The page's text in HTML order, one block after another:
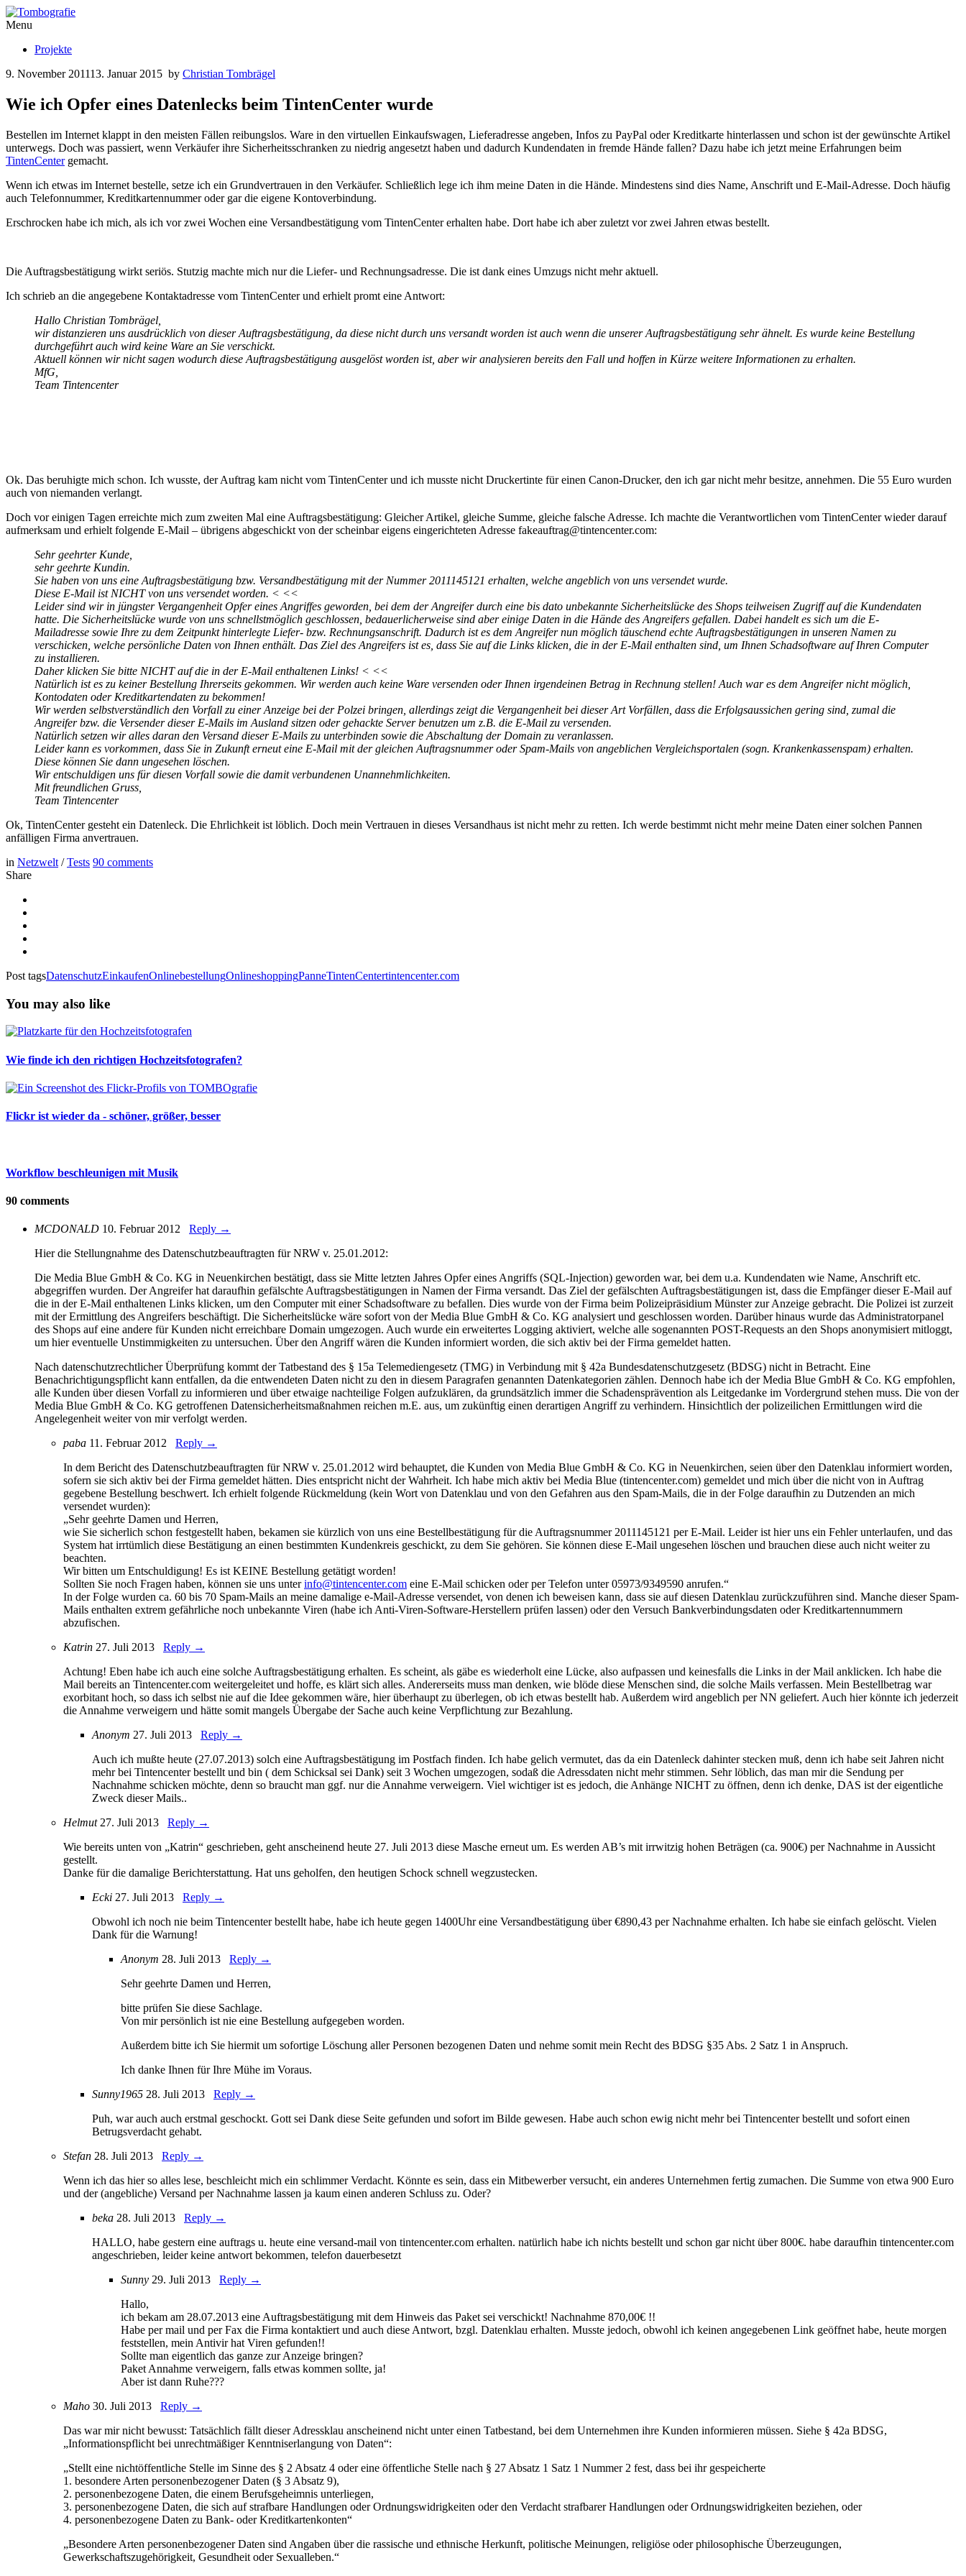
Menu
Projekte
9. November 201113. Januar 2015 by Christian Tombrägel
Wie ich Opfer eines Datenlecks beim TintenCenter wurde
Bestellen im Internet klappt in den meisten Fällen reibungslos. Ware in den virtuellen Einkaufswagen, Lieferadresse angeben, Infos zu PayPal oder Kreditkarte hinterlassen und schon ist der gewünschte Artikel
unterwegs. Doch was passiert, wenn Verkäufer ihre Sicherheitsschranken zu niedrig angesetzt haben und dadurch Kundendaten in fremde Hände fallen? Dazu habe ich jetzt meine Erfahrungen beim
TintenCentergemacht.
Wenn ich etwas im Internet bestelle, setze ich ein Grundvertrauen in den Verkäufer. Schließlich lege ich ihm meine Daten in die Hände. Mindestens sind dies Name, Anschrift und E-Mail-Adresse. Doch häufig
auch Telefonnummer, Kreditkartennummer oder gar die eigene Kontoverbindung.
Erschrocken habe ich mich, als ich vor zwei Wochen eine Versandbestätigung vom TintenCenter erhalten habe. Dort habe ich aber zuletzt vor zwei Jahren etwas bestellt.
Die Auftragsbestätigung wirkt seriös. Stutzig machte mich nur die Liefer- und Rechnungsadresse. Die ist dank eines Umzugs nicht mehr aktuell.
Ich schrieb an die angegebene Kontaktadresse vom TintenCenter und erhielt promt eine Antwort:
Hallo Christian Tombrägel,
wir distanzieren uns ausdrücklich von dieser Auftragsbestätigung, da diese nicht durch uns versandt worden ist auch wenn die unserer Auftragsbestätigung sehr ähnelt. Es wurde keine Bestellung
durchgeführt auch wird keine Ware an Sie verschickt.
Aktuell können wir nicht sagen wodurch diese Auftragsbestätigung ausgelöst worden ist, aber wir analysieren bereits den Fall und hoffen in Kürze weitere Informationen zu erhalten.
MfG,
Team Tintencenter
Ok. Das beruhigte mich schon. Ich wusste, der Auftrag kam nicht vom TintenCenter und ich musste nicht Druckertinte für einen Canon-Drucker, den ich gar nicht mehr besitze, annehmen. Die 55 Euro wurden
auch von niemanden verlangt.
Doch vor einigen Tagen erreichte mich zum zweiten Mal eine Auftragsbestätigung: Gleicher Artikel, gleiche Summe, gleiche falsche Adresse. Ich machte die Verantwortlichen vom TintenCenter wieder darauf
aufmerksam und erhielt folgende E-Mail – übrigens abgeschickt von der scheinbar eigens eingerichteten Adresse fakeauftrag@tintencenter.com:
Sehr geehrter Kunde,
sehr geehrte Kundin.
Sie haben von uns eine Auftragsbestätigung bzw. Versandbestätigung mit der Nummer 2011145121 erhalten, welche angeblich von uns versendet wurde.
Diese E-Mail ist NICHT von uns versendet worden. < <<
Leider sind wir in jüngster Vergangenheit Opfer eines Angriffes geworden, bei dem der Angreifer durch eine bis dato unbekannte Sicherheitslücke des Shops teilweisen Zugriff auf die Kundendaten
hatte. Die Sicherheitslücke wurde von uns schnellstmöglich geschlossen, bedauerlicherweise sind aber einige Daten in die Hände des Angreifers gefallen. Dabei handelt es sich um die E-
Mailadresse sowie Ihre zu dem Zeitpunkt hinterlegte Liefer- bzw. Rechnungsanschrift. Dadurch ist es dem Angreifer nun möglich täuschend echte Auftragsbestätigungen in unseren Namen zu
verschicken, welche persönliche Daten von Ihnen enthält. Das Ziel des Angreifers ist es, dass Sie auf die Links klicken, die in der E-Mail enthalten sind, um Ihnen Schadsoftware auf Ihren Computer
zu installieren.
Daher klicken Sie bitte NICHT auf die in der E-Mail enthaltenen Links! < <<
Natürlich ist es zu keiner Bestellung Ihrerseits gekommen. Wir werden auch keine Ware versenden oder Ihnen irgendeinen Betrag in Rechnung stellen! Auch war es dem Angreifer nicht möglich,
Kontodaten oder Kreditkartendaten zu bekommen!
Wir werden selbstverständlich den Vorfall zu einer Anzeige bei der Polzei bringen, allerdings zeigt die Vergangenheit bei dieser Art Vorfällen, dass die Erfolgsaussichen gering sind, zumal die
Angreifer bzw. die Versender dieser E-Mails im Ausland sitzen oder gehackte Server benutzen um z.B. die E-Mail zu versenden.
Natürlich setzen wir alles daran den Versand dieser E-Mails zu unterbinden sowie die Abschaltung der Domain zu veranlassen.
Leider kann es vorkommen, dass Sie in Zukunft erneut eine E-Mail mit der gleichen Auftragsnummer oder Spam-Mails von angeblichen Vergleichsportalen (sogn. Krankenkassenspam) erhalten.
Diese können Sie dann ungesehen löschen.
Wir entschuldigen uns für diesen Vorfall sowie die damit verbundenen Unannehmlichkeiten.
Mit freundlichen Gruss,
Team Tintencenter
Ok, TintenCenter gesteht ein Datenleck. Die Ehrlichkeit ist löblich. Doch mein Vertrauen in dieses Versandhaus ist nicht mehr zu retten. Ich werde bestimmt nicht mehr meine Daten einer solchen Pannen
anfälligen Firma anvertrauen.
in Netzwelt /Tests 90 comments
Share
Post tagsDatenschutzEinkaufenOnlinebestellungOnlineshoppingPanneTintenCentertintencenter.com
You may also like
Wie finde ich den richtigen Hochzeitsfotografen?
Flickr ist wieder da - schöner, größer, besser
Workflow beschleunigen mit Musik
90 comments
MCDONALD 10. Februar 2012 Reply →
Hier die Stellungnahme des Datenschutzbeauftragten für NRW v. 25.01.2012:
Die Media Blue GmbH & Co. KG in Neuenkirchen bestätigt, dass sie Mitte letzten Jahres Opfer eines Angriffs (SQL-Injection) geworden war, bei dem u.a. Kundendaten wie Name, Anschrift etc.
abgegriffen wurden. Der Angreifer hat daraufhin gefälschte Auftragsbestätigungen in Namen der Firma versandt. Das Ziel der gefälschten Auftragsbestätigungen ist, dass die Empfänger dieser E-Mail auf
die in der E-Mail enthaltenen Links klicken, um den Computer mit einer Schadsoftware zu befallen. Dies wurde von der Firma beim Polizeipräsidium Münster zur Anzeige gebracht. Die Polizei ist zurzeit
mit der Ermittlung des Angreifers beschäftigt. Die Sicherheitslücke wäre sofort von der Media Blue GmbH & Co. KG analysiert und geschlossen worden. Darüber hinaus wurde das Administratorpanel
des Shops auf eine andere für Kunden nicht erreichbare Domain umgezogen. Auch wurde ein erweitertes Logging aktiviert, welche alle sogenannten POST-Requests an den Shops anonymisiert mitloggt,
um hier eventuelle Unstimmigkeiten zu untersuchen. Über den Angriff wären die Kunden informiert worden, die sich aktiv bei der Firma gemeldet hatten.
Nach datenschutzrechtlicher Überprüfung kommt der Tatbestand des § 15a Telemediengesetz (TMG) in Verbindung mit § 42a Bundesdatenschutzgesetz (BDSG) nicht in Betracht. Eine
Benachrichtigungspflicht kann entfallen, da die entwendeten Daten nicht zu den in diesem Paragrafen genannten Datenkategorien zählen. Dennoch habe ich der Media Blue GmbH & Co. KG empfohlen,
alle Kunden über diesen Vorfall zu informieren und über etwaige nachteilige Folgen aufzuklären, da grundsätzlich immer die Schadensprävention als Leitgedanke im Vordergrund stehen muss. Die von der
Media Blue GmbH & Co. KG getroffenen Datensicherheitsmaßnahmen reichen m.E. aus, um zukünftig einen derartigen Angriff zu verhindern. Hinsichtlich der polizeilichen Ermittlungen wird die
Angelegenheit weiter von mir verfolgt werden.
paba 11. Februar 2012 Reply →
In dem Bericht des Datenschutzbeauftragten für NRW v. 25.01.2012 wird behauptet, die Kunden von Media Blue GmbH & Co. KG in Neuenkirchen, seien über den Datenklau informiert worden,
sofern sie sich aktiv bei der Firma gemeldet hätten. Dies entspricht nicht der Wahrheit. Ich habe mich aktiv bei Media Blue (tintencenter.com) gemeldet und mich über die nicht von in Auftrag
gegebene Bestellung beschwert. Ich erhielt folgende Rückmeldung (kein Wort von Datenklau und von den Gefahren aus den Spam-Mails, die in der Folge daraufhin zu Dutzenden an mich
versendet wurden):
„Sehr geehrte Damen und Herren,
wie Sie sicherlich schon festgestellt haben, bekamen sie kürzlich von uns eine Bestellbestätigung für die Auftragsnummer 2011145121 per E-Mail. Leider ist hier uns ein Fehler unterlaufen, und das
System hat irrtümlich diese Bestätigung an einen bestimmten Kundenkreis geschickt, zu dem Sie gehören. Sie können diese E-Mail ungesehen löschen und brauchen diese auch nicht weiter zu
beachten.
Wir bitten um Entschuldigung! Es ist KEINE Bestellung getätigt worden!
Sollten Sie noch Fragen haben, können sie uns unterinfo@tintencenter.com eine E-Mail schicken oder per Telefon unter 05973/9349590 anrufen.“
In der Folge wurden ca. 60 bis 70 Spam-Mails an meine damalige e-Mail-Adresse versendet, von denen ich beweisen kann, dass sie auf diesen Datenklau zurückzuführen sind. Manche dieser Spam-
Mails enthalten extrem gefährliche noch unbekannte Viren (habe ich Anti-Viren-Software-Herstellern prüfen lassen) oder den Versuch Bankverbindungsdaten oder Kreditkartennummern
abzufischen.
Katrin 27. Juli 2013 Reply →
Achtung! Eben habe ich auch eine solche Auftragsbestätigung erhalten. Es scheint, als gäbe es wiederholt eine Lücke, also aufpassen und keinesfalls die Links in der Mail anklicken. Ich habe die
Mail bereits an Tintencenter.com weitergeleitet und hoffe, es klärt sich alles. Andererseits muss man denken, wie blöde diese Menschen sind, die solche Mails verfassen. Mein Bestellbetrag war
exorbitant hoch, so dass ich selbst nie auf die Idee gekommen wäre, hier überhaupt zu überlegen, ob ich etwas bestellt hab. Außerdem wird angeblich per NN geliefert. Auch hier könnte ich jederzeit
die Annahme verweigern und hätte somit mangels Übergabe der Sache auch keine Verpflichtung zur Bezahlung.
Anonym 27. Juli 2013 Reply →
Auch ich mußte heute (27.07.2013) solch eine Auftragsbestätigung im Postfach finden. Ich habe gelich vermutet, das da ein Datenleck dahinter stecken muß, denn ich habe seit Jahren nicht
mehr bei Tintencenter bestellt und bin ( dem Schicksal sei Dank) seit 3 Wochen umgezogen, sodaß die Adressdaten nicht mehr stimmen. Sehr löblich, das man mir die Sendung per
Nachnahme schicken möchte, denn so braucht man ggf. nur die Annahme verweigern. Viel wichtiger ist es jedoch, die Anhänge NICHT zu öffnen, denn ich denke, DAS ist der eigentliche
Zweck dieser Mails..
Helmut 27. Juli 2013 Reply →
Wie bereits unten von „Katrin“ geschrieben, geht anscheinend heute 27. Juli 2013 diese Masche erneut um. Es werden AB’s mit irrwitzig hohen Beträgen (ca. 900€) per Nachnahme in Aussicht
gestellt.
Danke für die damalige Berichterstattung. Hat uns geholfen, den heutigen Schock schnell wegzustecken.
Ecki 27. Juli 2013 Reply →
Obwohl ich noch nie beim Tintencenter bestellt habe, habe ich heute gegen 1400Uhr eine Versandbestätigung über €890,43 per Nachnahme erhalten. Ich habe sie einfach gelöscht. Vielen
Dank für die Warnung!
Anonym 28. Juli 2013 Reply →
Sehr geehrte Damen und Herren,
bitte prüfen Sie diese Sachlage.
Von mir persönlich ist nie eine Bestellung aufgegeben worden.
Außerdem bitte ich Sie hiermit um sofortige Löschung aller Personen bezogenen Daten und nehme somit mein Recht des BDSG §35 Abs. 2 Satz 1 in Anspruch.
Ich danke Ihnen für Ihre Mühe im Voraus.
Sunny1965 28. Juli 2013 Reply →
Puh, war auch auch erstmal geschockt. Gott sei Dank diese Seite gefunden und sofort im Bilde gewesen. Habe auch schon ewig nicht mehr bei Tintencenter bestellt und sofort einen
Betrugsverdacht gehabt.
Stefan 28. Juli 2013 Reply →
Wenn ich das hier so alles lese, beschleicht mich ein schlimmer Verdacht. Könnte es sein, dass ein Mitbewerber versucht, ein anderes Unternehmen fertig zumachen. Die Summe von etwa 900 Euro
und der (angebliche) Versand per Nachnahme lassen ja kaum einen anderen Schluss zu. Oder?
beka 28. Juli 2013 Reply →
HALLO, habe gestern eine auftrags u. heute eine versand-mail von tintencenter.com erhalten. natürlich habe ich nichts bestellt und schon gar nicht über 800€. habe daraufhin tintencenter.com
angeschrieben, leider keine antwort bekommen, telefon dauerbesetzt
Sunny 29. Juli 2013 Reply →
Hallo,
ich bekam am 28.07.2013 eine Auftragsbestätigung mit dem Hinweis das Paket sei verschickt! Nachnahme 870,00€ !!
Habe per mail und per Fax die Firma kontaktiert und auch diese Antwort, bzgl. Datenklau erhalten. Musste jedoch, obwohl ich keinen angegebenen Link geöffnet habe, heute morgen
feststellen, mein Antivir hat Viren gefunden!!
Sollte man eigentlich das ganze zur Anzeige bringen?
Paket Annahme verweigern, falls etwas kommen sollte, ja!
Aber ist dann Ruhe???
Maho 30. Juli 2013 Reply →
Das war mir nicht bewusst: Tatsächlich fällt dieser Adressklau anscheinend nicht unter einen Tatbestand, bei dem Unternehmen ihre Kunden informieren müssen. Siehe § 42a BDSG,
„Informationspflicht bei unrechtmäßiger Kenntniserlangung von Daten“:
„Stellt eine nichtöffentliche Stelle im Sinne des § 2 Absatz 4 oder eine öffentliche Stelle nach § 27 Absatz 1 Satz 1 Nummer 2 fest, dass bei ihr gespeicherte
1. besondere Arten personenbezogener Daten (§ 3 Absatz 9),
2. personenbezogene Daten, die einem Berufsgeheimnis unterliegen,
3. personenbezogene Daten, die sich auf strafbare Handlungen oder Ordnungswidrigkeiten oder den Verdacht strafbarer Handlungen oder Ordnungswidrigkeiten beziehen, oder
4. personenbezogene Daten zu Bank- oder Kreditkartenkonten“
„Besondere Arten personenbezogener Daten sind Angaben über die rassische und ethnische Herkunft, politische Meinungen, religiöse oder philosophische Überzeugungen,
Gewerkschaftszugehörigkeit, Gesundheit oder Sexualleben.“